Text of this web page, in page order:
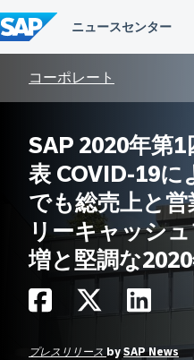
ン
テ
ン
コーポレート
SAP 2020年第1
表 COVID-19に
でも総売上と
リーキャッシ
増と堅調な
プレスリリース by SAP News